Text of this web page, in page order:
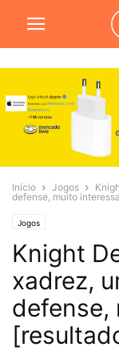
Início Jogos
defense, muito
Jogos
Knight
xadrez,
defense,